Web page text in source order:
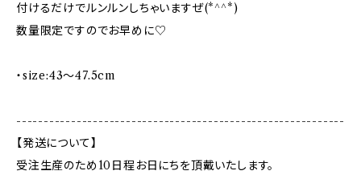
付けるだけでルンルンしちゃいますぜ(*^^*)
数量限定ですのでお早めに♡
・size:43〜47.5cm
------------------------------------------------------------
【発送について】
受注生産のため10日程お日にちを頂戴いたします。